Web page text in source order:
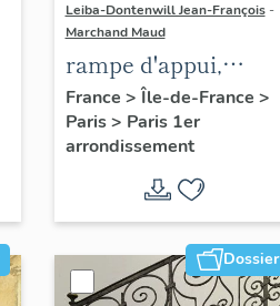
Leiba-Dontenwill Jean-François -
Marchand Maud
rampe d'appui,
escalier de la maison
à porte cochère (non
étudié)
France > Île-de-France >
Paris> Paris 1er
arrondissement
Dossier